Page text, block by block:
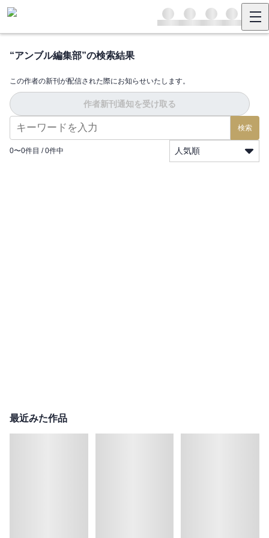
“アンブル編集部”の検索結果
この作者の新刊が配信された際にお知らせいたします。
作者新刊通知を受け取る
検索
0〜0件目 / 0件中 人気順
最近みた作品